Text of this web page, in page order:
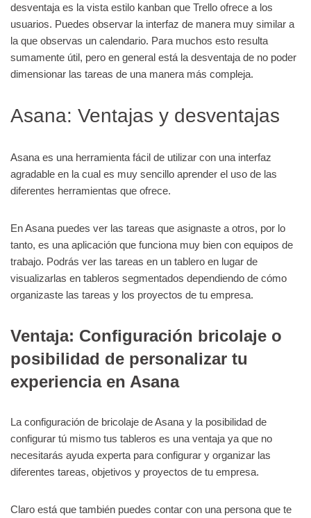
desventaja es la vista estilo kanban que Trello ofrece a los
usuarios. Puedes observar la interfaz de manera muy similar a
la que observas un calendario. Para muchos esto resulta
sumamente útil, pero en general está la desventaja de no poder
dimensionar las tareas de una manera más compleja.
Asana: Ventajas y desventajas
Asana es una herramienta fácil de utilizar con una interfaz
agradable en la cual es muy sencillo aprender el uso de las
diferentes herramientas que ofrece.
En Asana puedes ver las tareas que asignaste a otros, por lo
tanto, es una aplicación que funciona muy bien con equipos de
trabajo. Podrás ver las tareas en un tablero en lugar de
visualizarlas en tableros segmentados dependiendo de cómo
organizaste las tareas y los proyectos de tu empresa.
Ventaja: Configuración bricolaje o
posibilidad de personalizar tu
experiencia en Asana
La configuración de bricolaje de Asana y la posibilidad de
configurar tú mismo tus tableros es una ventaja ya que no
necesitarás ayuda experta para configurar y organizar las
diferentes tareas, objetivos y proyectos de tu empresa.
Claro está que también puedes contar con una persona que te